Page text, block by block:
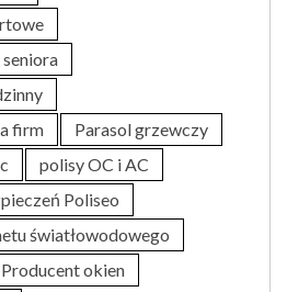
firm
Parasol grzewczy
polisy OC i AC
Poliseo
światłowodowego
Producent okien